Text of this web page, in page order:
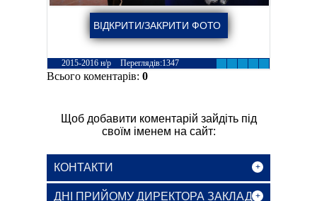
2015-2016 н/р Переглядів:1347
Всього коментарів: 0
Щоб добавити коментарій зайдіть під
своїм іменем на сайт:
КОНТАКТИ +
ДНІ ПРИЙОМУ ДИРЕКТОРА ЗАКЛАДУ
+